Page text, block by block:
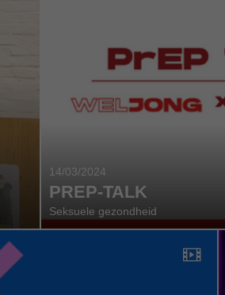
14/03/2024
PREP-TALK
Seksuele gezondheid